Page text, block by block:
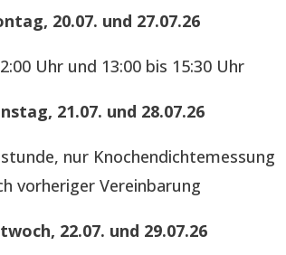
20.07. und 27.07.26
Uhr und 13:00 bis 15:30 Uhr
21.07. und 28.07.26
nur Knochendichtemessung
vorheriger Vereinbarung
22.07. und 29.07.26